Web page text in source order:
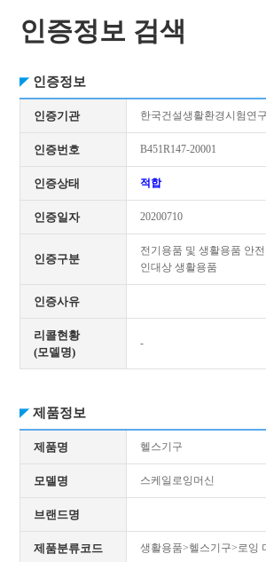
인증정보 검색
인증정보
인증기관 한국건설생활환경시험연
인증번호 B451R147-20001
인증상태 적합
인증일자 20200710
인증구분
전기용품 및 생활용품 안
인대상 생활용품
인증사유
리콜현황
(모델명)
-
제품정보
제품명 헬스기구
모델명 스케일로잉머신
브랜드명
제품분류코드 생활용품>헬스기구>로잉